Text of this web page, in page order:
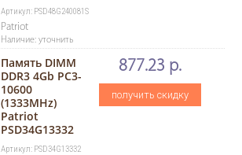
Артикул: PSD48G240081S
Patriot
Наличие: уточнить
Память DIMM
DDR3 4Gb PC3-
10600
(1333MHz)
Patriot
PSD34G13332
Артикул: PSD34G13332
877.23 р.
получить скидку